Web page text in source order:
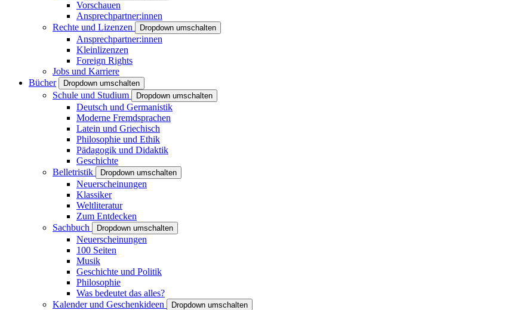
Vorschauen
Ansprechpartner:innen
Rechte und Lizenzen
Dropdown umschalten
Ansprechpartner:innen
Kleinlizenzen
Foreign Rights
Jobs und Karriere
Bücher
Dropdown umschalten
Schule und Studium Dropdown umschalten
Deutsch und Germanistik
Moderne Fremdsprachen
Latein und Griechisch
Philosophie und Ethik
Pädagogik und Didaktik
Geschichte
Belletristik
Dropdown umschalten
Neuerscheinungen
Klassiker
Weltliteratur
Zum Entdecken
Sachbuch
Dropdown umschalten
Neuerscheinungen
100 Seiten
Musik
Geschichte und Politik
Philosophie
Was bedeutet das alles?
Kalender und Geschenkideen
Dropdown umschalten